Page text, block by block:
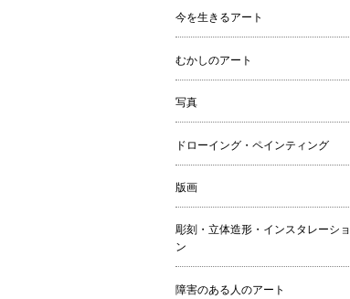
今を生きるアート
むかしのアート
写真
ドローイング・ペインティング
版画
彫刻・立体造形・インスタレーショ
ン
障害のある人のアート